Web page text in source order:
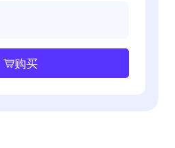
购买